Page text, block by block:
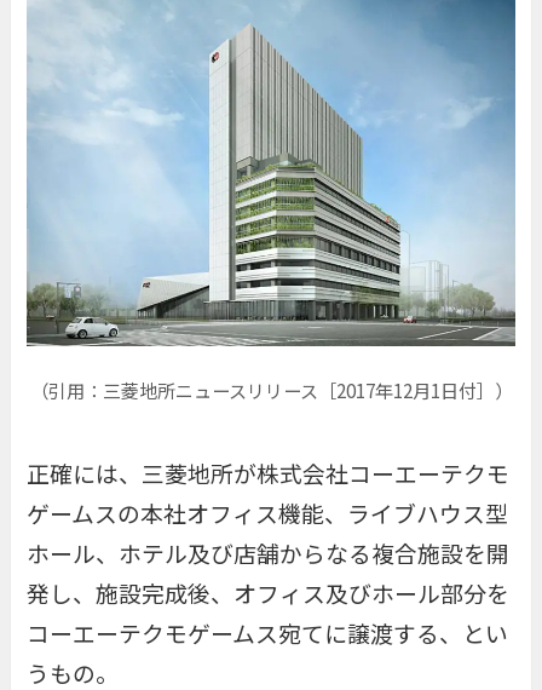
（引用：三菱地所ニュースリリース［2017年12月1日付］）
正確には、三菱地所が株式会社コーエーテクモ
ゲームスの本社オフィス機能、ライブハウス型
ホール、ホテル及び店舗からなる複合施設を開
発し、施設完成後、オフィス及びホール部分を
コーエーテクモゲームス宛てに譲渡する、とい
うもの。